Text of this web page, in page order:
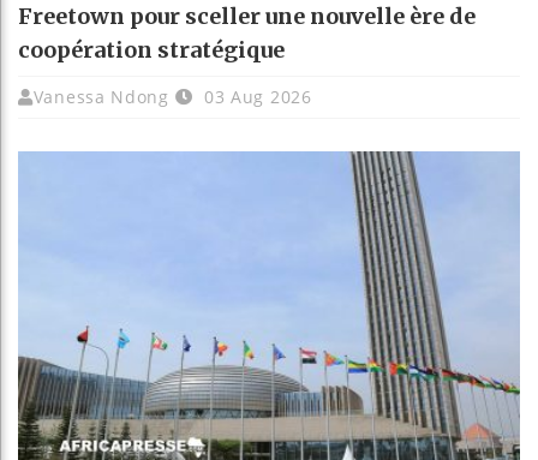
Freetown pour sceller une nouvelle ère de
coopération stratégique
Vanessa Ndong 03 Aug 2026